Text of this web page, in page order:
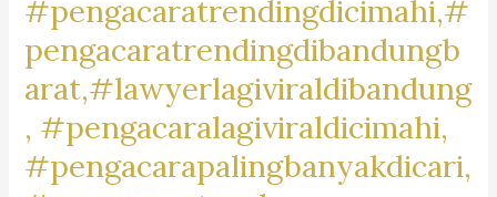
#pengacaratrendingdicimahi,#
pengacaratrendingdibandungb
arat,#lawyerlagiviraldibandung
, #pengacaralagiviraldicimahi,
#pengacarapalingbanyakdicari,